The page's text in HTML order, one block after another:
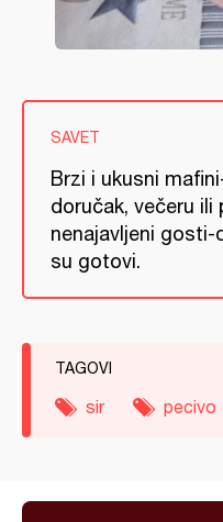
SAVET
Brzi i ukusni
doručak, večeru ili
nenajavljeni
su gotovi.
TAGOVI
sir pecivo